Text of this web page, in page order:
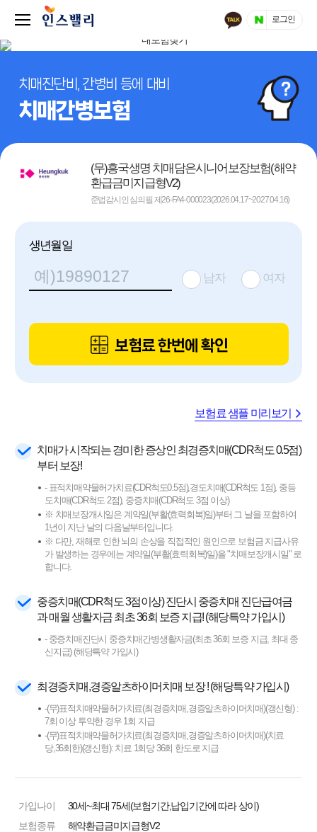
로그인
치매진단비, 간병비 등에 대비
치매간병보험
(무)흥국생명 치매담은시니어보장보험(해약
환급금미지급형V2)
준법감시인 심의필 제26-FA4-000023(2026.04.17~2027.04.16)
생년월일
남자 여자
보험료 한번에 확인
보험료 샘플 미리보기
치매가 시작되는 경미한 증상인 최경증치매(CDR척도 0.5점)
부터 보장!
- 표적치매약물허가치료(CDR척도0.5점),경도치매(CDR척도 1점), 중등
도치매(CDR척도 2점), 중증치매(CDR척도 3점 이상)
※ 치매보장개시일은 계약일(부활(효력회복)일)부터 그 날을 포함하여
1년이 지난 날의 다음날부터입니다.
※ 다만, 재해로 인한 뇌의 손상을 직접적인 원인으로 보험금 지급사유
가 발생하는 경우에는 계약일(부활(효력회복)일)을 "치매보장개시일" 로
합니다.
중증치매(CDR척도 3점이상) 진단시 중증치매 진단급여금
과 매월 생활자금 최초 36회 보증 지급! (해당특약 가입시)
- 중증치매진단시 중증치매간병생활자금(최초 36회 보증 지급, 최대 종
신지급) (해당특약 가입시)
최경증치매,경증알츠하이머치매 보장 ! (해당특약 가입시)
-(무)표적치매약물허가치료(최경증치매,경증알츠하이머치매)(갱신형) :
7회 이상 투약한 경우 1회 지급
-(무)표적치매약물허가치료(최경증치매,경증알츠하이머치매)(치료
당,36회한)(갱신형): 치료 1회당 36회 한도로 지급
가입나이
30세~최대 75세(보험기간,납입기간에 따라 상이)
보험종류
해약환급금미지급형V2